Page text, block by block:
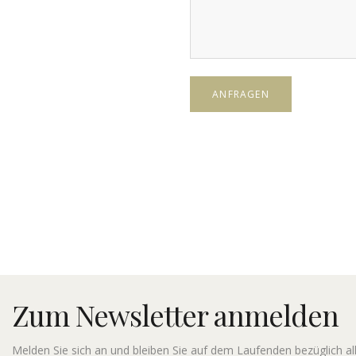
Zum Newsletter anmelden
Melden Sie sich an und bleiben Sie auf dem Laufenden bezüglich